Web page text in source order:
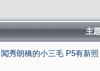
主
秀朗橋的小三毛 P5有新